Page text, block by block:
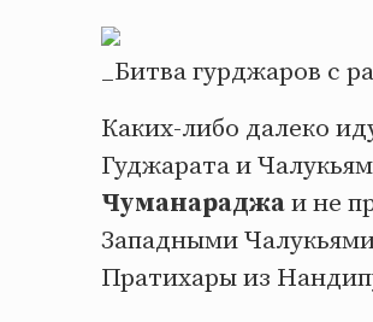
_Битва гурджаров с
Каких-либо далеко
Гуджарата и
Чуманараджаи не
Западными
Пратихары из